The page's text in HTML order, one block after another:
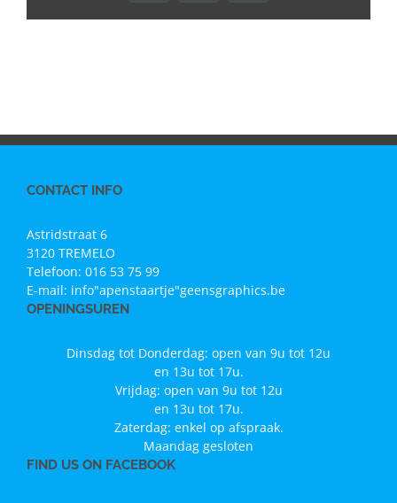
CONTACT INFO
Astridstraat 6
3120 TREMELO
Telefoon: 016 53 75 99
E-mail: info"apenstaartje"geensgraphics.be
OPENINGSUREN
Dinsdag tot Donderdag: open van 9u tot 12u
en 13u tot 17u.
Vrijdag: open van 9u tot 12u
en 13u tot 17u.
Zaterdag: enkel op afspraak.
Maandag gesloten
FIND US ON FACEBOOK